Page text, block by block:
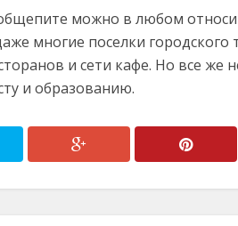
можно в любом
многие поселки городского
и сети кафе. Но все же
и образованию.